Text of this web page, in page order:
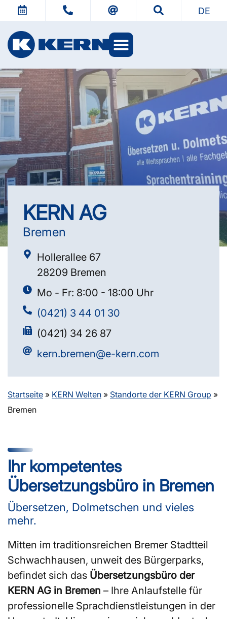
DE
KERN AG
Bremen
Hollerallee 67
28209 Bremen
Mo - Fr: 8:00 - 18:00 Uhr
(0421) 3 44 01 30
(0421) 34 26 87
kern.bremen@e-kern.com
Startseite » KERN Welten » Standorte der KERN Group »
Bremen
Ihr kompetentes
Übersetzungsbüro in Bremen
Übersetzen, Dolmetschen und vieles
mehr.
Mitten im traditionsreichen Bremer Stadtteil
Schwachhausen, unweit des Bürgerparks,
befindet sich das Übersetzungsbüro der
KERN AG in Bremen – Ihre Anlaufstelle für
professionelle Sprachdienstleistungen in der